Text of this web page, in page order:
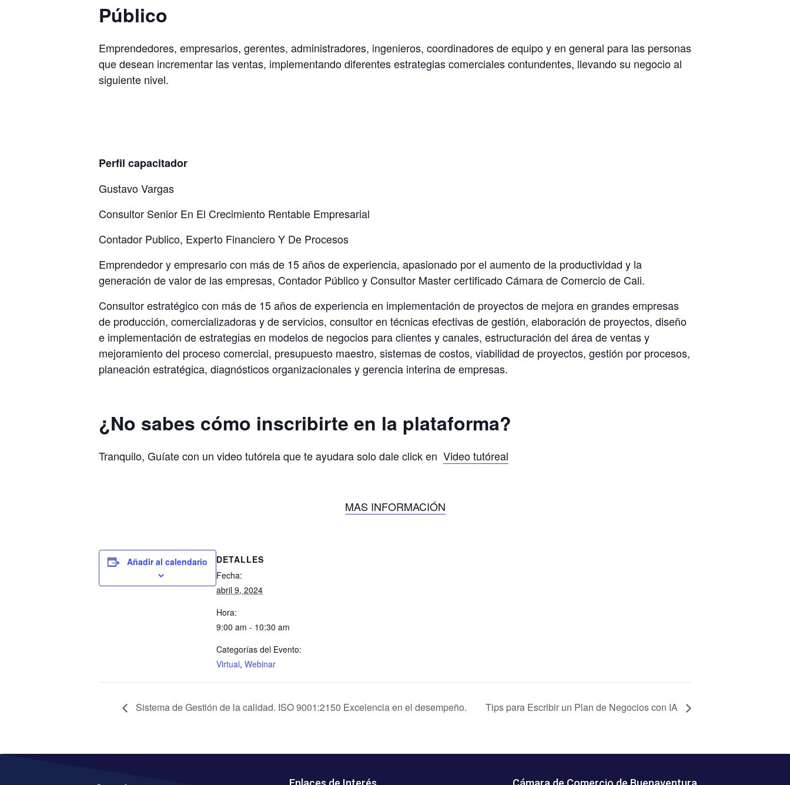
Público
Emprendedores, empresarios, gerentes, administradores, ingenieros, coordinadores de equipo y en general para las personas
que desean incrementar las ventas, implementando diferentes estrategias comerciales contundentes, llevando su negocio al
siguiente nivel.
Perfil capacitador
Gustavo Vargas
Consultor Senior En El Crecimiento Rentable Empresarial
Contador Publico, Experto Financiero Y De Procesos
Emprendedor y empresario con más de 15 años de experiencia, apasionado por el aumento de la productividad y la
generación de valor de las empresas, Contador Público y Consultor Master certificado Cámara de Comercio de Cali.
Consultor estratégico con más de 15 años de experiencia en implementación de proyectos de mejora en grandes empresas
de producción, comercializadoras y de servicios, consultor en técnicas efectivas de gestión, elaboración de proyectos, diseño
e implementación de estrategias en modelos de negocios para clientes y canales, estructuración del área de ventas y
mejoramiento del proceso comercial, presupuesto maestro, sistemas de costos, viabilidad de proyectos, gestión por procesos,
planeación estratégica, diagnósticos organizacionales y gerencia interina de empresas.
¿No sabes cómo inscribirte en la plataforma?
Tranquilo, Guíate con un video tutórela que te ayudara solo dale click en Video tutóreal
MAS INFORMACIÓN
Añadir al calendario
DETALLES
Fecha:
abril 9, 2024
Hora:
9:00 am - 10:30 am
Categorías del Evento:
Virtual, Webinar
Sistema de Gestión de la calidad. ISO 9001:2150 Excelencia en el desempeño. Tips para Escribir un Plan de Negocios con IA